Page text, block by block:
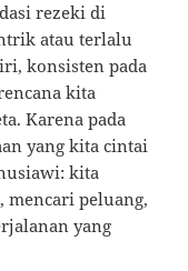
rezeki di
atau terlalu
konsisten pada
kita
Karena pada
yang kita cintai
kita
peluang,
yang